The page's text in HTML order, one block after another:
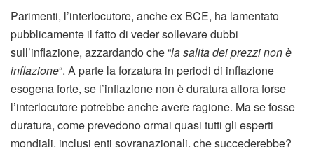
Parimenti, l’interlocutore, anche ex BCE, ha lamentato
pubblicamente il fatto di veder sollevare dubbi
sull’inflazione, azzardando che “la salita dei prezzi non è
inflazione“. A parte la forzatura in periodi di inflazione
esogena forte, se l’inflazione non è duratura allora forse
l’interlocutore potrebbe anche avere ragione. Ma se fosse
duratura, come prevedono ormai quasi tutti gli esperti
mondiali, inclusi enti sovranazionali, che succederebbe?